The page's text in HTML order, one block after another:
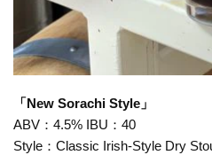
「New Sorachi Style」
ABV：4.5% IBU：40
Style：Classic Irish-Style Dry